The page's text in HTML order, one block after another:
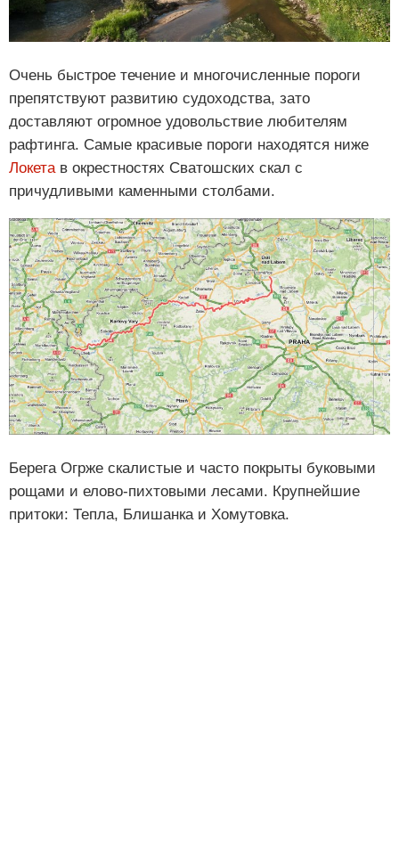
Очень быстрое течение и многочисленные пороги
препятствуют развитию судоходства, зато
доставляют огромное удовольствие любителям
рафтинга. Самые красивые пороги находятся ниже
Локета в окрестностях Сватошских скал с
причудливыми каменными столбами.
Берега Огрже скалистые и часто покрыты буковыми
рощами и елово-пихтовыми лесами. Крупнейшие
притоки: Тепла, Блишанка и Хомутовка.